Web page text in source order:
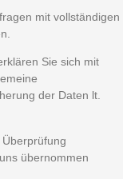
mit vollständigen
Sie sich mit
der Daten lt.
übernommen